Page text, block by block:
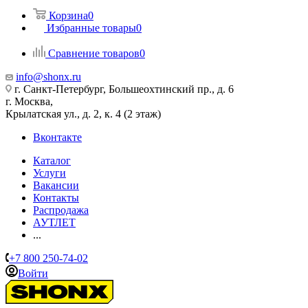
Корзина0
Избранные товары0
Сравнение товаров0
info@shonx.ru
г. Санкт-Петербург, Большеохтинский пр., д. 6
г. Москва,
Крылатская ул., д. 2, к. 4 (2 этаж)
Вконтакте
Каталог
Услуги
Вакансии
Контакты
Распродажа
АУТЛЕТ
...
+7 800 250-74-02
Войти